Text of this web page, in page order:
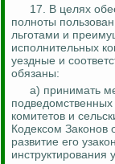
17. В целях
полноты
льготами и
исполнительных
уездные и
обязаны:
а) принимать
комитетов и
Кодексом Законов
развитие его
инструктирования